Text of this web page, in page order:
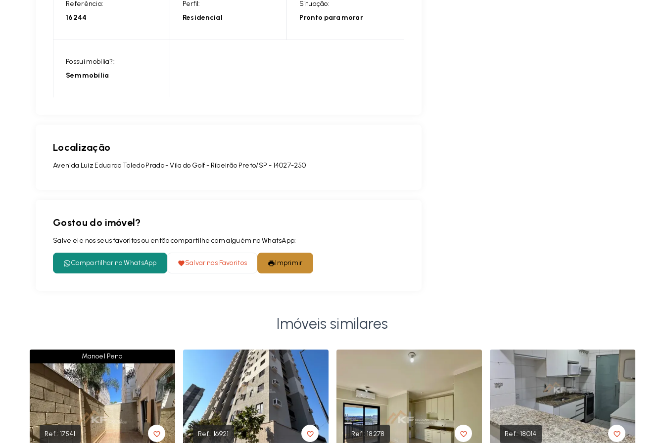
Referência:
16244
Perfil:
Residencial
Situação:
Pronto para morar
Possui mobília?:
Sem mobília
Localização
Avenida Luiz Eduardo Toledo Prado - Vila do Golf - Ribeirão Preto/SP - 14027-250
Gostou do imóvel?
Salve ele nos seus favoritos ou então compartilhe com alguém no WhatsApp:
Compartilhar no WhatsApp Salvar nos Favoritos Imprimir
Imóveis similares
Manoel Pena
Ref.: 17541 Ref.: 16921 Ref.:18278 Ref.: 18014